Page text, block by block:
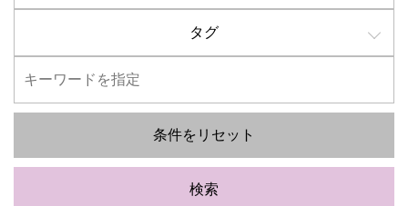
タグ
条件をリセット
検索